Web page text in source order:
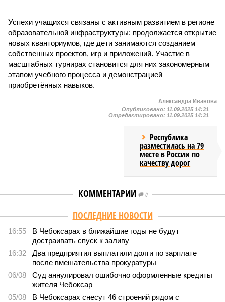
Успехи учащихся связаны с активным развитием в регионе
образовательной инфраструктуры: продолжается открытие
новых кванториумов, где дети занимаются созданием
собственных проектов, игр и приложений. Участие в
масштабных турнирах становится для них закономерным
этапом учебного процесса и демонстрацией
приобретённых навыков.
Александра Иванова
Опубликовано: 11.09.2025 14:31
Отредактировано: 11.09.2025 14:31
Республика
разместилась на 79
месте в России по
качеству дорог
КОММЕНТАРИИ 0
ПОСЛЕДНИЕ НОВОСТИ
16:55
В Чебоксарах в ближайшие годы не будут
достраивать спуск к заливу
16:32
Два предприятия выплатили долги по зарплате
после вмешательства прокуратуры
06/08
Суд аннулировал ошибочно оформленные кредиты
жителя Чебоксар
05/08
В Чебоксарах снесут 46 строений рядом с